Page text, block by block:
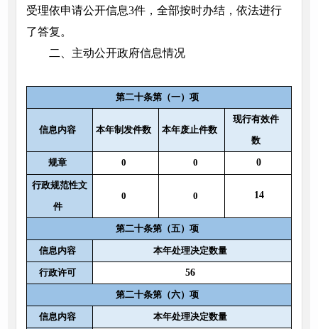
受理依申请公开信息3件，全部按时办结，依法进行
了答复。
二、主动公开政府信息情况
第二十条第（一）项
信息内容 本年制发件数 本年废止件数
现行有效件
数
规章 0 0 0
行政规范性文
件
0 0 14
第二十条第（五）项
信息内容 本年处理决定数量
行政许可 56
第二十条第（六）项
信息内容 本年处理决定数量